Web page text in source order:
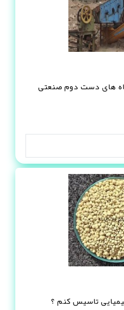
های دست دوم صنعتی
تاسیس کنم ؟